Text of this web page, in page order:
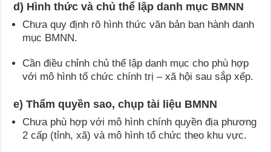
d) Hình thức và chủ thể lập danh mục BMNN
Chưa quy định rõ hình thức văn bản ban hành danh
mục BMNN.
Cần điều chỉnh chủ thể lập danh mục cho phù hợp
với mô hình tổ chức chính trị – xã hội sau sắp xếp.
e) Thẩm quyền sao, chụp tài liệu BMNN
Chưa phù hợp với mô hình chính quyền địa phương
2 cấp (tỉnh, xã) và mô hình tổ chức theo khu vực.